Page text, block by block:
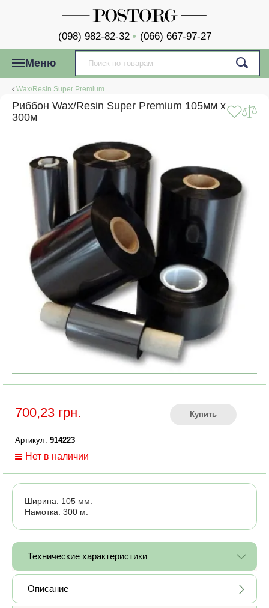
(098) 982-82-32 (066) 667-97-27
Меню
Wax/Resin Super Premium
Риббон Wax/Resin Super Premium 105мм x
300м
700,23 грн. Купить
Артикул: 914223
Нет в наличии
Ширина: 105 мм.
Намотка: 300 м.
Технические характеристики
Описание